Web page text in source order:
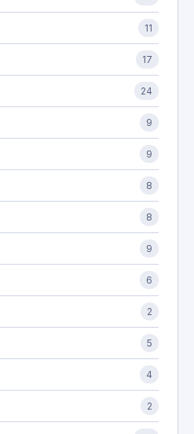
11
17
24
9
9
8
8
9
6
2
5
4
2